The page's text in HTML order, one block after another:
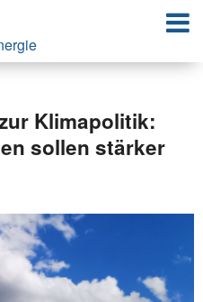
Klimapolitik:
sollen stärker